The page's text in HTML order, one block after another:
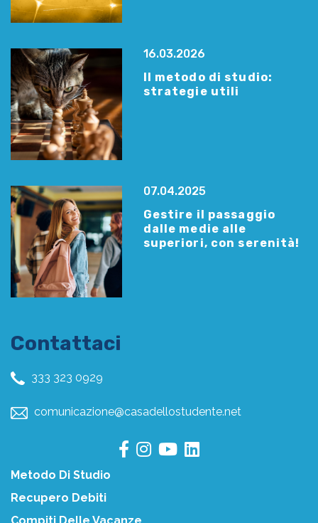
16.03.2026
Il metodo di studio:
strategie utili
07.04.2025
Gestire il passaggio
dalle medie alle
superiori, con serenità!
Contattaci
333 323 0929
comunicazione@casadellostudente.net
Metodo Di Studio
Recupero Debiti